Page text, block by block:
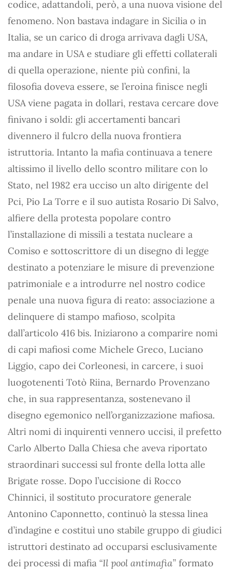
codice, adattandoli, però, a una nuova visione del
fenomeno. Non bastava indagare in Sicilia o in
Italia, se un carico di droga arrivava dagli USA,
ma andare in USA e studiare gli effetti collaterali
di quella operazione, niente più confini, la
filosofia doveva essere, se l’eroina finisce negli
USA viene pagata in dollari, restava cercare dove
finivano i soldi: gli accertamenti bancari
divennero il fulcro della nuova frontiera
istruttoria. Intanto la mafia continuava a tenere
altissimo il livello dello scontro militare con lo
Stato, nel 1982 era ucciso un alto dirigente del
Pci, Pio La Torre e il suo autista Rosario Di Salvo,
alfiere della protesta popolare contro
l’installazione di missili a testata nucleare a
Comiso e sottoscrittore di un disegno di legge
destinato a potenziare le misure di prevenzione
patrimoniale e a introdurre nel nostro codice
penale una nuova figura di reato: associazione a
delinquere di stampo mafioso, scolpita
dall’articolo 416 bis. Iniziarono a comparire nomi
di capi mafiosi come Michele Greco, Luciano
Liggio, capo dei Corleonesi, in carcere, i suoi
luogotenenti Totò Riina, Bernardo Provenzano
che, in sua rappresentanza, sostenevano il
disegno egemonico nell’organizzazione mafiosa.
Altri nomi di inquirenti vennero uccisi, il prefetto
Carlo Alberto Dalla Chiesa che aveva riportato
straordinari successi sul fronte della lotta alle
Brigate rosse. Dopo l’uccisione di Rocco
Chinnici, il sostituto procuratore generale
Antonino Caponnetto, continuò la stessa linea
d’indagine e costituì uno stabile gruppo di giudici
istruttori destinato ad occuparsi esclusivamente
dei processi di mafia “Il pool antimafia” formato